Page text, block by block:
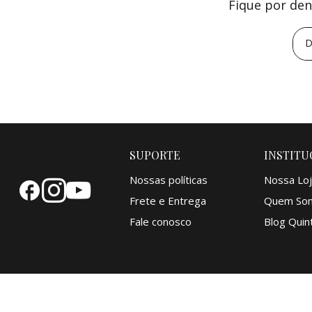
Fique por
SUPORTE
Nossas políticas
Frete e Entrega
Fale conosco
Nossa
Quem
Blog